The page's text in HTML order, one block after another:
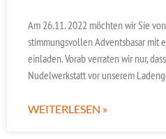
Am 26.11. 2022 möchten wir Sie
stimmungsvollen Adventsbasar mit
einladen. Vorab verraten wir nur,
Nudelwerkstatt vor unserem
WEITERLESEN »